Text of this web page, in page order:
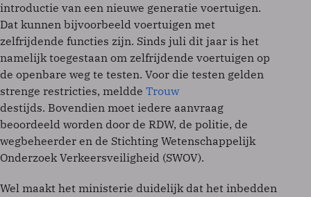
introductie van een nieuwe generatie voertuigen.
Dat kunnen bijvoorbeeld voertuigen met
zelfrijdende functies zijn. Sinds juli dit jaar is het
namelijk toegestaan om zelfrijdende voertuigen op
de openbare weg te testen. Voor die testen gelden
strenge restricties, meldde Trouw
destijds. Bovendien moet iedere aanvraag
beoordeeld worden door de RDW, de politie, de
wegbeheerder en de Stichting Wetenschappelijk
Onderzoek Verkeersveiligheid (SWOV).
Wel maakt het ministerie duidelijk dat het inbedden